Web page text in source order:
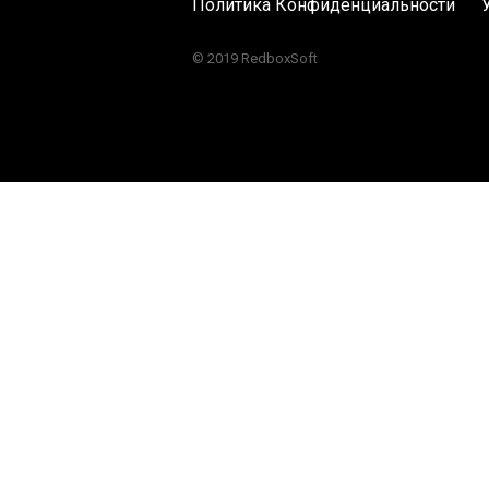
Политика Конфиденциальности
© 2019 RedboxSoft